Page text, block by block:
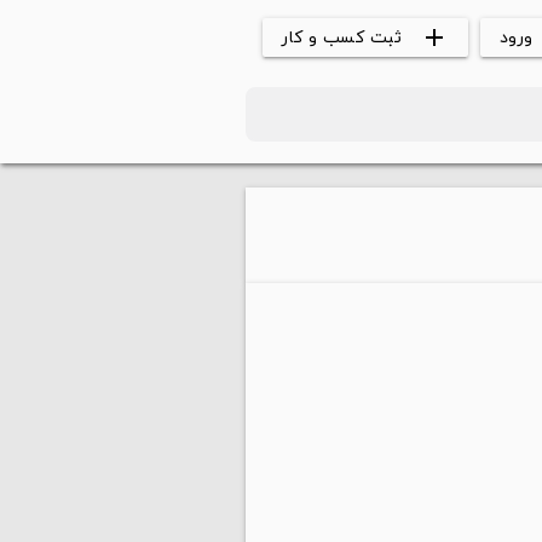
add ثبت کسب و کار ورود